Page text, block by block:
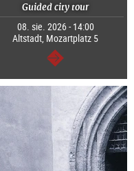
Guided city tour
08. sie. 2026 - 14:00
Altstadt, Mozartplatz 5
dalej